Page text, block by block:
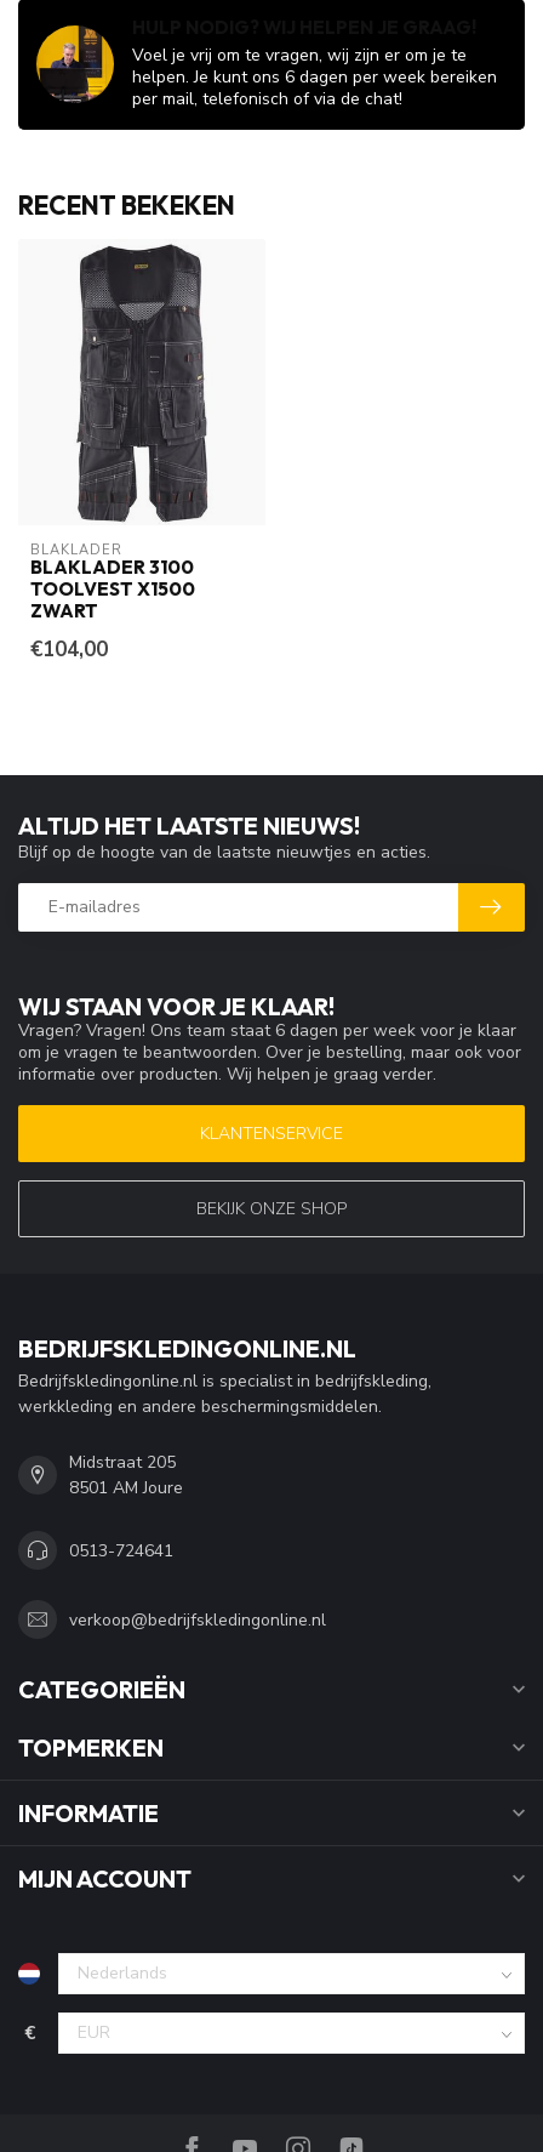
Voel je vrij om te vragen, wij zijn er om je te
helpen. Je kunt ons 6 dagen per week bereiken
per mail, telefonisch of via de chat!
RECENT BEKEKEN
BLAKLADER
BLAKLADER 3100
TOOLVEST X1500
ZWART
€104,00
WIJ STAAN VOOR JE KLAAR!
Vragen? Vragen! Ons team staat 6 dagen per week voor je klaar
om je vragen te beantwoorden. Over je bestelling, maar ook voor
informatie over producten. Wij helpen je graag verder.
KLANTENSERVICE
BEKIJK ONZE SHOP
ALTIJD HET LAATSTE NIEUWS!
Blijf op de hoogte van de laatste nieuwtjes en acties.
BEDRIJFSKLEDINGONLINE.NL
Bedrijfskledingonline.nl is specialist in bedrijfskleding,
werkkleding en andere beschermingsmiddelen.
Midstraat 205
8501 AM Joure
0513-724641
verkoop@bedrijfskledingonline.nl
CATEGORIEËN
TOPMERKEN
INFORMATIE
MIJN ACCOUNT
€